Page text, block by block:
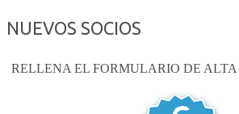
NUEVOS SOCIOS
RELLENA EL FORMULARIO DE